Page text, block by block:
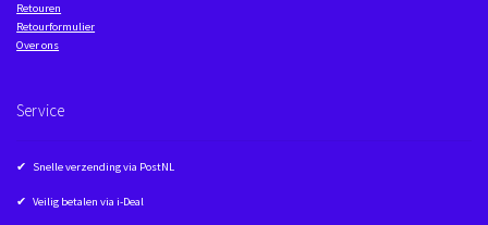
Retouren
Retourformulier
Over ons
Service
✔ Snelle verzending via PostNL
✔ Veilig betalen via i-Deal